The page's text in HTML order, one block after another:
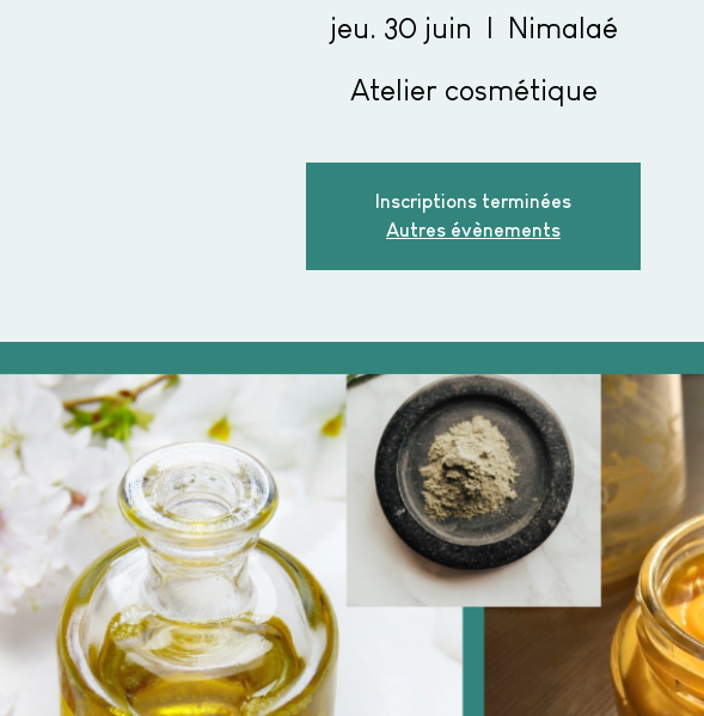
jeu. 30 juin
  |
Nimalaé
Atelier cosmétique
Inscriptions terminées
Autres évènements